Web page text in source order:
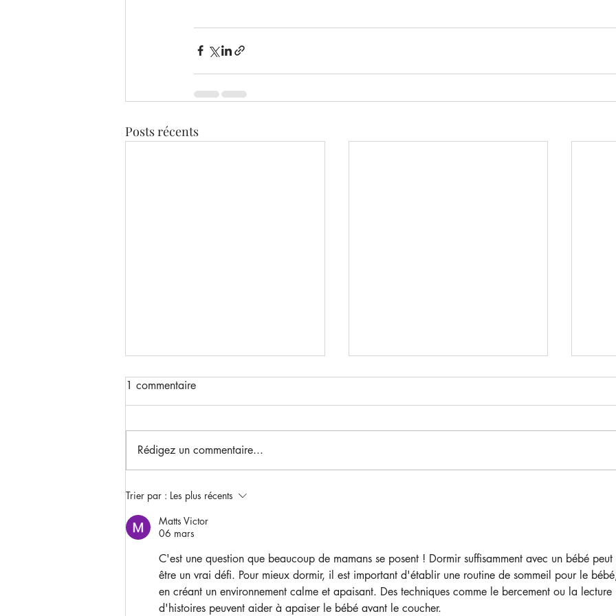
Posts récents
Stimulez le développement
1 commentaire
Rédigez un commentaire...
Trier par : Les plus récents
Matts Victor
06 mars
C'est une question que beaucoup de mamans se posent ! Dormir suffisamment avec un bébé peut
être un vrai défi. Pour mieux dormir, il est important d'établir une routine de sommeil pour le
en créant un environnement calme et apaisant. Des techniques comme le bercement ou la lecture
d'histoires peuvent aider à apaiser le bébé avant le coucher.